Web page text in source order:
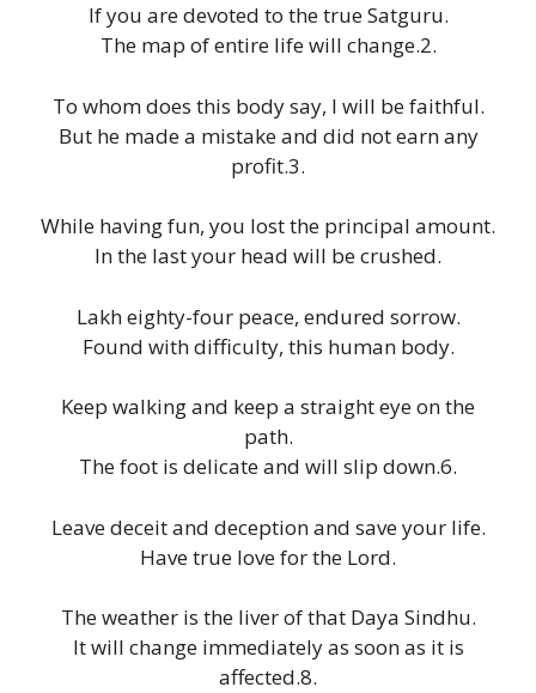
If you are devoted to the true Satguru.
The map of entire life will change.2.
To whom does this body say, I will be faithful.
But he made a mistake and did not earn any
profit.3.
While having fun, you lost the principal amount.
In the last your head will be crushed.
Lakh eighty-four peace, endured sorrow.
Found with difficulty, this human body.
Keep walking and keep a straight eye on the
path.
The foot is delicate and will slip down.6.
Leave deceit and deception and save your life.
Have true love for the Lord.
The weather is the liver of that Daya Sindhu.
It will change immediately as soon as it is
affected.8.